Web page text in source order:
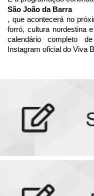
São João da Barra
, que acontecerá no
forró, cultura nordestina
calendário completo
Instagram oficial do Viva